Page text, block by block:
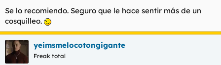
Se lo recomiendo. Seguro que le hace sentir más de un
cosquilleo.
yeimsmelocotongigante
Freak total